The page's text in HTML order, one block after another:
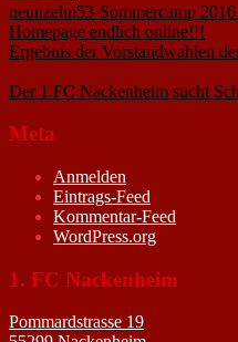
neunzehn53-Sommercamp
Homepage endlich online!!!
Ergebnis der Vorstandwahlen
Der 1.FC Nackenheim sucht
Meta
Anmelden
Eintrags-Feed
Kommentar-Feed
WordPress.org
1. FC Nackenheim
Pommardstrasse 19